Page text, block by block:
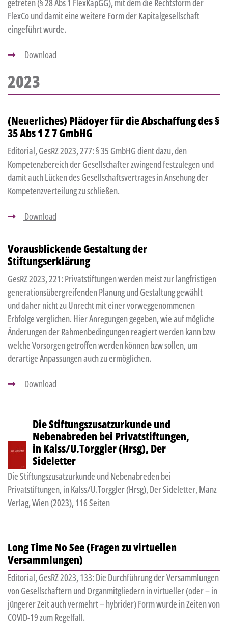
FlexCo und damit eine weitere Form der Kapitalgesellschaft
eingeführt wurde.
Download
2023
(Neuerliches) Plädoyer für die Abschaffung des §
35 Abs 1 Z 7 GmbHG
Editorial, GesRZ 2023, 277: § 35 GmbHG dient dazu, den
Kompetenzbereich der Gesellschafter zwingend festzulegen und
damit auch Lücken des Gesellschaftsvertrages in Ansehung der
Kompetenzverteilung zu schließen.
Download
Vorausblickende Gestaltung der
Stiftungserklärung
GesRZ 2023, 221: Privatstiftungen werden meist zur langfristigen
generationsübergreifenden Planung und Gestaltung gewählt
und daher nicht zu Unrecht mit einer vorweggenommenen
Erbfolge verglichen. Hier Anregungen gegeben, wie auf mögliche
Änderungen der Rahmenbedingungen reagiert werden kann bzw
welche Vorsorgen getroffen werden können bzw sollen, um
derartige Anpassungen auch zu ermöglichen.
Download
Die Stiftungszusatzurkunde und
Nebenabreden bei Privatstiftungen,
in Kalss/U.Torggler (Hrsg), Der
Sideletter
Die Stiftungszusatzurkunde und Nebenabreden bei
Privatstiftungen, in Kalss/U.Torggler (Hrsg), Der Sideletter, Manz
Verlag, Wien (2023), 116 Seiten
Long Time No See (Fragen zu virtuellen
Versammlungen)
Editorial, GesRZ 2023, 133: Die Durchführung der Versammlungen
von Gesellschaftern und Organmitgliedern in virtueller (oder – in
jüngerer Zeit auch vermehrt – hybrider) Form wurde in Zeiten von
COVID-19 zum Regelfall.